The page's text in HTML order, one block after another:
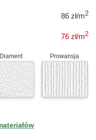
86 zł/m2
76 zł/m2
Diament Prowansja